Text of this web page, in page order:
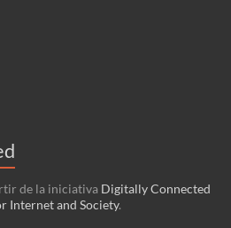
de la iniciativa Digitally Connected
Internet and Society.